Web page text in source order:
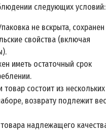
следующих условий:
не вскрыта, сохранен
свойства (включая
иметь остаточный срок
состоит из нескольких
возврату подлежит
надлежащего